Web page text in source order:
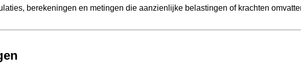
berekeningen en metingen die aanzienlijke belastingen of krachten